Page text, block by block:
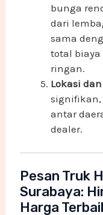
bunga
dari
sama
total
ringan.
Lokasi
signifikan,
antar
dealer.
Pesan Truk
Surabaya:
Harga